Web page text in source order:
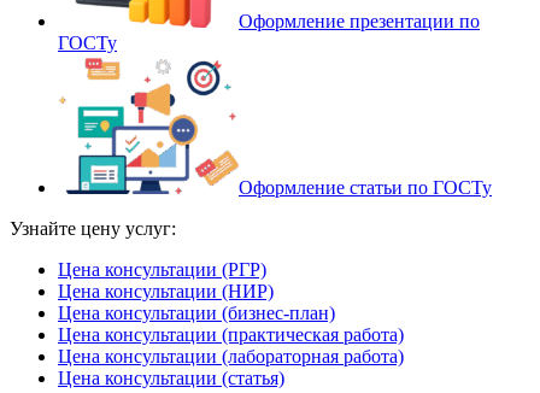
Оформление презентации по
ГОСТу
Оформление статьи по ГОСТу
Узнайте цену услуг:
Цена консультации (РГР)
Цена консультации (НИР)
Цена консультации (бизнес-план)
Цена консультации (практическая работа)
Цена консультации (лабораторная работа)
Цена консультации (статья)